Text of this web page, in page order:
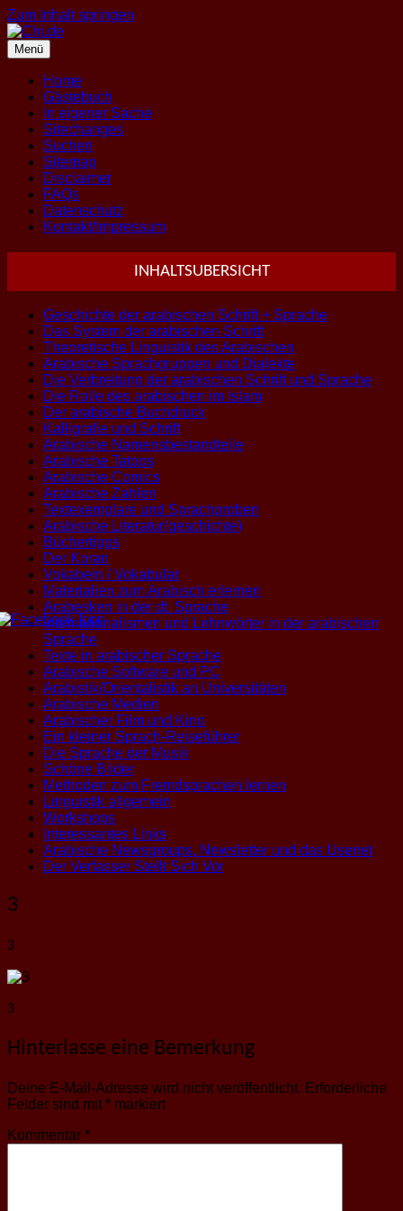
Zum Inhalt springen
Menü
Home
Gästebuch
In eigener Sache
Sitechanges
Suchen
Sitemap
Disclaimer
FAQs
Datenschutz
Kontakt/Impressum
INHALTSUBERSICHT
Geschichte der arabischen Schrift + Sprache
Das System der arabischen Schrift
Theoretische Linguistik des Arabischen
Arabische Sprachgruppen und Dialekte
Die Verbreitung der arabischen Schrift und Sprache
Die Rolle des arabischen im Islam
Der arabische Buchdruck
Kalligrafie und Schrift
Arabische Namensbestandteile
Arabische Tatoos
Arabische Comics
Arabische Zahlen
Textexemplare und Sprachproben
Arabische Literatur(geschichte)
Büchertipps
Der Koran
Vokabeln / Vokabular
Materialien zum Arabisch erlernen
Arabesken in der dt. Sprache
Internationalismen und Lehnwörter in der arabischen
Sprache
Texte in arabischer Sprache
Arabische Software und PC
Arabistik/Orientalistik an Universitäten
Arabische Medien
Arabischer Film und Kino
Ein kleiner Sprach-Reiseführer
Die Sprache der Musik
Schöne Bilder
Methoden zum Fremdsprachen lernen
Linguistik allgemein
Workshops
Interessantes Links
Arabische Newsgroups, Newsletter und das Usenet
Der Verfasser Stellt Sich Vor
3
3
3
Hinterlasse eine Bemerkung
Deine E-Mail-Adresse wird nicht veröffentlicht. Erforderliche
Felder sind mit * markiert
Kommentar *